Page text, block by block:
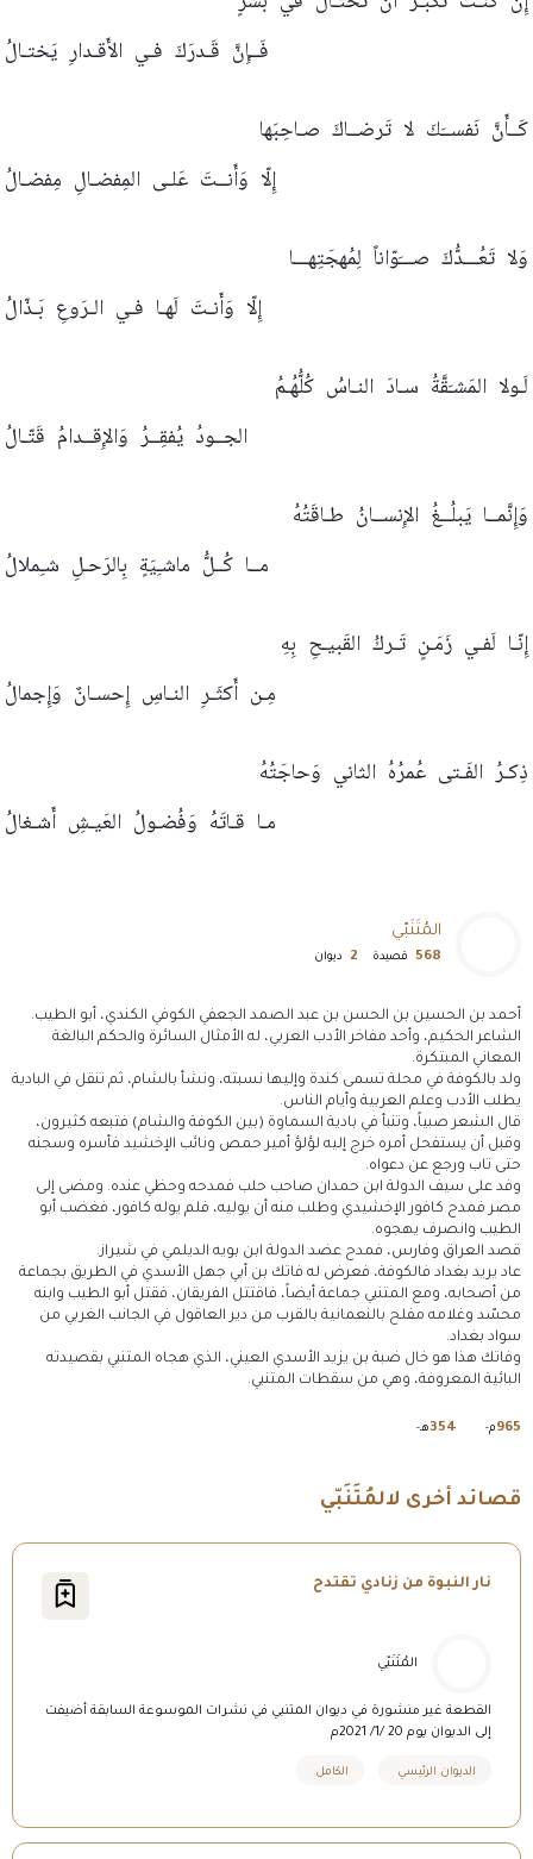
فَــإِنَّ قَـدرَكَ فـي الأَقـدارِ يَختـالُ
كَــأَنَّ نَفســَكَ لا تَرضــاكَ صـاحِبَها
إِلّا وَأَنــتَ عَلـى المِفضـالِ مِفضـالُ
وَلا تَعُـــدُّكَ صـــَوّاناً لِمُهجَتِهـــا
إِلّا وَأَنـتَ لَهـا فـي الـرَوعِ بَـذّالُ
لَـولا المَشـَقَّةُ سـادَ النـاسُ كُلُّهُـمُ
الجــودُ يُفقِــرُ وَالإِقــدامُ قَتّـالُ
وَإِنَّمــا يَبلُــغُ الإِنســانُ طـاقَتُهُ
مــا كُــلُّ ماشـِيَةٍ بِالرَحـلِ شـِملالُ
إِنّـا لَفـي زَمَـنٍ تَـركُ القَبيـحِ بِهِ
مِـن أَكثَـرِ النـاسِ إِحسـانٌ وَإِجمالُ
ذِكـرُ الفَـتى عُمرُهُ الثاني وَحاجَتُهُ
مـا قـاتَهُ وَفُضـولُ العَيـشِ أَشـغالُ
المُتَنَبّي
568 قصيدة 2 ديوان
أحمد بن الحسين بن الحسن بن عبد الصمد الجعفي الكوفي الكندي، أبو الطيب.
الشاعر الحكيم، وأحد مفاخر الأدب العربي، له الأمثال السائرة والحكم البالغة
المعاني المبتكرة.
ولد بالكوفة في محلة تسمى كندة وإليها نسبته، ونشأ بالشام، ثم تنقل في البادية
يطلب الأدب وعلم العربية وأيام الناس.
قال الشعر صبياً، وتنبأ في بادية السماوة (بين الكوفة والشام) فتبعه كثيرون،
وقبل أن يستفحل أمره خرج إليه لؤلؤ أمير حمص ونائب الإخشيد فأسره وسجنه
حتى تاب ورجع عن دعواه.
وفد على سيف الدولة ابن حمدان صاحب حلب فمدحه وحظي عنده. ومضى إلى
مصر فمدح كافور الإخشيدي وطلب منه أن يوليه، فلم يوله كافور، فغضب أبو
الطيب وانصرف يهجوه.
قصد العراق وفارس، فمدح عضد الدولة ابن بويه الديلمي في شيراز.
عاد يريد بغداد فالكوفة، فعرض له فاتك بن أبي جهل الأسدي في الطريق بجماعة
من أصحابه، ومع المتنبي جماعة أيضاً، فاقتتل الفريقان، فقتل أبو الطيب وابنه
محسّد وغلامه مفلح بالنعمانية بالقرب من دير العاقول في الجانب الغربي من
سواد بغداد.
وفاتك هذا هو خال ضبة بن يزيد الأسدي العيني، الذي هجاه المتنبي بقصيدته
البائية المعروفة، وهي من سقطات المتنبي.
965م- 354هـ-
قصائد أخرى لالمُتَنَبّي
نار النبوة من زنادي تقتدح
المُتَنَبّي
القطعة غير منشورة في ديوان المتنبي في نشرات الموسوعة السابقة أضيفت
إلى الديوان يوم 20 /1/ 2021م
الديوان الرئيسي الكامل